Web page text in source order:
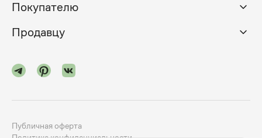
Покупателю
Продавцу
Публичная оферта